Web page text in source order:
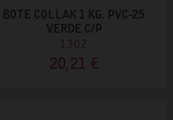
BOTE COLLAK 1 KG. PVC-25
VERDE C/P
1302
20,21 €